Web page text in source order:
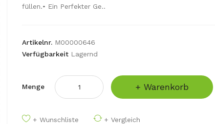
füllen.• Ein Perfekter Ge..
Artikelnr. M00000646
Verfügbarkeit Lagernd
Menge + Warenkorb
+ Wunschliste + Vergleich